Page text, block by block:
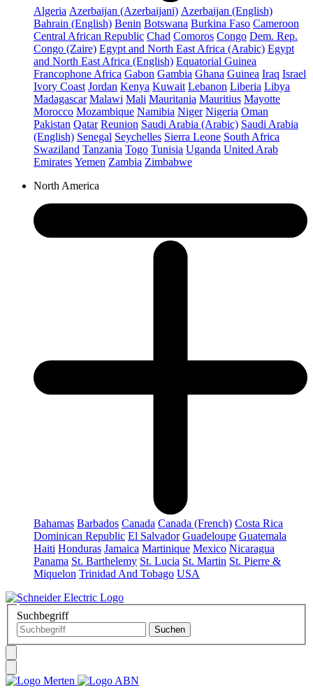
Algeria Azerbaijan (Azerbaijani) Azerbaijan (English)
Bahrain (English) Benin Botswana Burkina Faso Cameroon
Central African Republic Chad Comoros Congo Dem. Rep.
Congo (Zaire) Egypt and North East Africa (Arabic) Egypt
and North East Africa (English) Equatorial Guinea
Francophone Africa Gabon Gambia Ghana Guinea Iraq Israel
Ivory Coast Jordan Kenya Kuwait Lebanon Liberia Libya
Madagascar Malawi Mali Mauritania Mauritius Mayotte
Morocco Mozambique Namibia Niger Nigeria Oman
Pakistan Qatar Reunion Saudi Arabia (Arabic) Saudi Arabia
(English) Senegal Seychelles Sierra Leone South Africa
Swaziland Tanzania Togo Tunisia Uganda United Arab
Emirates Yemen Zambia Zimbabwe
North America
Bahamas Barbados Canada Canada (French) Costa Rica
Dominican Republic El Salvador Guadeloupe Guatemala
Haiti Honduras Jamaica Martinique Mexico Nicaragua
Panama St. Barthelemy St. Lucia St. Martin St. Pierre &
Miquelon Trinidad And Tobago USA
Suchbegriff